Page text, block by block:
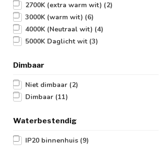
2700K (extra warm wit) (2)
3000K (warm wit) (6)
4000K (Neutraal wit) (4)
5000K Daglicht wit (3)
Dimbaar
Niet dimbaar (2)
Dimbaar (11)
Waterbestendig
IP20 binnenhuis (9)